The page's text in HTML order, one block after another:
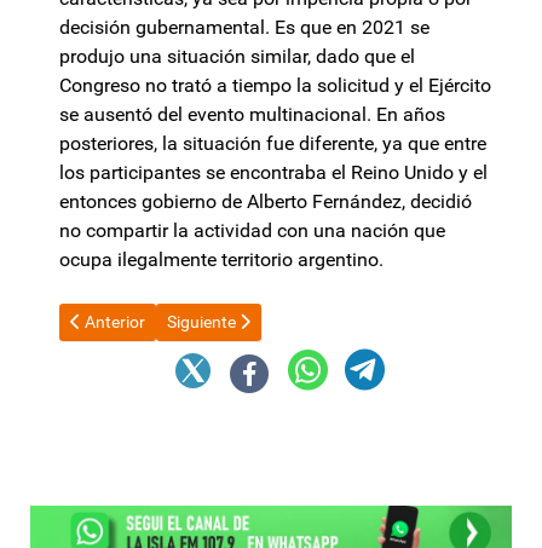
decisión gubernamental. Es que en 2021 se
produjo una situación similar, dado que el
Congreso no trató a tiempo la solicitud y el Ejército
se ausentó del evento multinacional. En años
posteriores, la situación fue diferente, ya que entre
los participantes se encontraba el Reino Unido y el
entonces gobierno de Alberto Fernández, decidió
no compartir la actividad con una nación que
ocupa ilegalmente territorio argentino.
Artículo anterior: Antes de sumarse al Gobierno,
Anterior Artículo siguiente: Javier Milei anunció que
Siguiente